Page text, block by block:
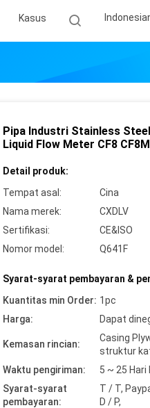
Kasus
Pipa Industri Stainless
Liquid Flow Meter CF8 CF8M
Detail produk:
Tempat asal:
Cina
Nama merek:
CXDLV
Sertifikasi:
CE&ISO
Nomor model:
Q641F
Syarat-syarat pembayaran &
Kuantitas min Order: 1pc
Harga:
Dapat
Kemasan rincian:
Casing
struktur
Waktu pengiriman:
5 ~ 25 Hari
Syarat-syarat
pembayaran:
T / T,
D / P,